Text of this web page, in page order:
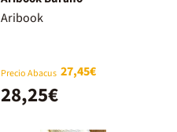
Aribook
Precio Abacus 27,45€
28,25€